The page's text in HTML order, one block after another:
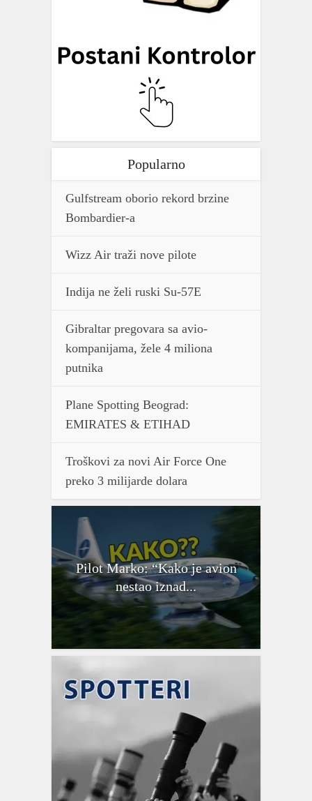
Popularno
Gulfstream oborio rekord brzine
Bombardier-a
Wizz Air traži nove pilote
Indija ne želi ruski Su-57E
Gibraltar pregovara sa avio-
kompanijama, žele 4 miliona
putnika
Plane Spotting Beograd:
EMIRATES & ETIHAD
Troškovi za novi Air Force One
preko 3 milijarde dolara
Pilot Marko: “Kako je avion
nestao iznad...